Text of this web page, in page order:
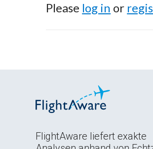
Please log in or
FlightAware liefert exakte